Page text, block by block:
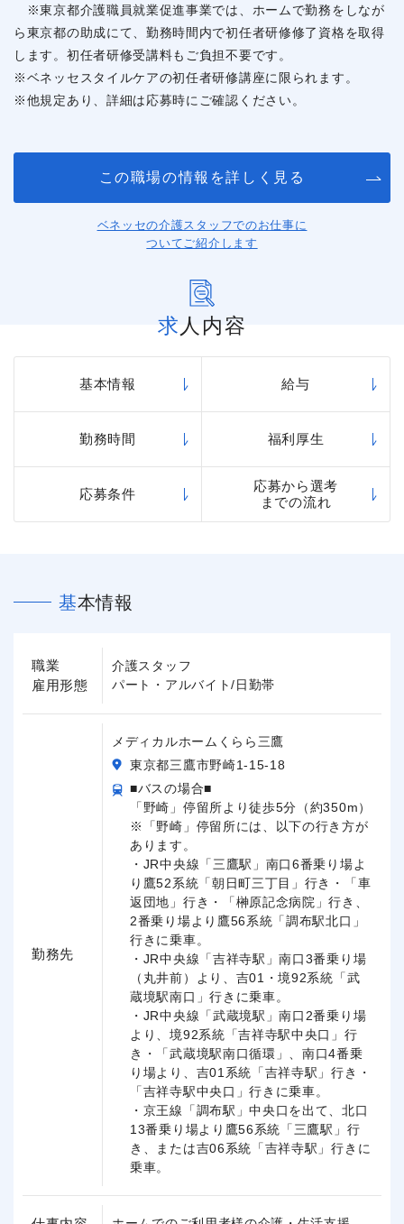
※東京都介護職員就業促進事業では、ホームで勤務をしなが
ら東京都の助成にて、勤務時間内で初任者研修修了資格を取得
します。初任者研修受講料もご負担不要です。
※ベネッセスタイルケアの初任者研修講座に限られます。
※他規定あり、詳細は応募時にご確認ください。
この職場の情報を詳しく見る
ベネッセの介護スタッフでのお仕事に
ついてご紹介します
求人内容
基本情報 給与
勤務時間 福利厚生
応募条件
応募から選考
までの流れ
基本情報
職業
雇用形態
介護スタッフ
パート・アルバイト/日勤帯
勤務先
メディカルホームくらら三鷹
東京都三鷹市野崎1-15-18
■バスの場合■
「野崎」停留所より徒歩5分（約350m）
※「野崎」停留所には、以下の行き方が
あります。
・JR中央線「三鷹駅」南口6番乗り場よ
り鷹52系統「朝日町三丁目」行き・「車
返団地」行き・「榊原記念病院」行き、
2番乗り場より鷹56系統「調布駅北口」
行きに乗車。
・JR中央線「吉祥寺駅」南口3番乗り場
（丸井前）より、吉01・境92系統「武
蔵境駅南口」行きに乗車。
・JR中央線「武蔵境駅」南口2番乗り場
より、境92系統「吉祥寺駅中央口」行
き・「武蔵境駅南口循環」、南口4番乗
り場より、吉01系統「吉祥寺駅」行き・
「吉祥寺駅中央口」行きに乗車。
・京王線「調布駅」中央口を出て、北口
13番乗り場より鷹56系統「三鷹駅」行
き、または吉06系統「吉祥寺駅」行きに
乗車。